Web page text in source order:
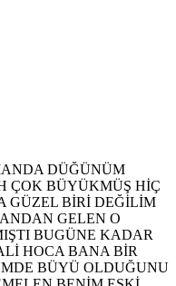
DÜĞÜNÜM
ÇOK BÜYÜKMÜŞ HİÇ
GÜZEL BİRİ DEĞİLİM
GELEN O
BUGÜNE KADAR
HOCA BANA BİR
BÜYÜ OLDUĞUNU